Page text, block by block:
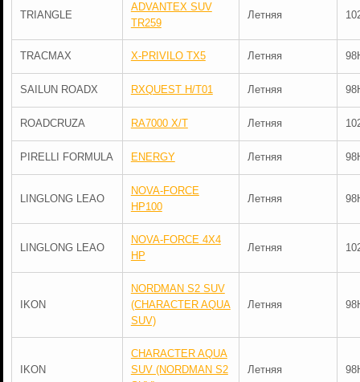
TRIANGLE
ADVANTEX SUV
TR259
Летняя
TRACMAX X-PRIVILO TX5 Летняя
SAILUN ROADX RXQUEST H/T01 Летняя
ROADCRUZA RA7000 X/T Летняя
PIRELLI FORMULA ENERGY Летняя
LINGLONG LEAO
NOVA-FORCE
HP100
Летняя
LINGLONG LEAO
NOVA-FORCE 4X4
HP
Летняя
IKON
NORDMAN S2 SUV
(CHARACTER AQUA
SUV)
Летняя
IKON
CHARACTER AQUA
SUV (NORDMAN S2
Летняя